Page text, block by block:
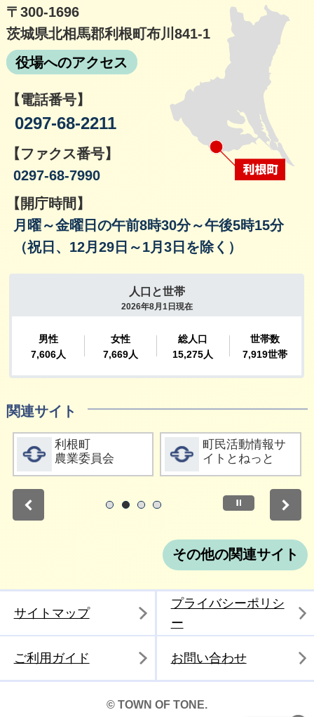
〒300-1696
茨城県北相馬郡利根町布川841-1
役場へのアクセス
【電話番号】
0297-68-2211
【ファクス番号】
0297-68-7990
【開庁時間】
月曜～金曜日の午前8時30分～午後5時15分
（祝日、12月29日～1月3日を除く）
関連サイト
詳細をみる
利根町
農業委員会
詳細をみる
町民活動情報サ
イトとねっと
停止
その他の関連サイト
サイトマップ
プライバシーポリシ
ー
ご利用ガイド お問い合わせ
© TOWN OF TONE.